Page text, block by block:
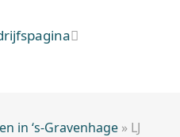
in ‘s-Gravenhage » LJ